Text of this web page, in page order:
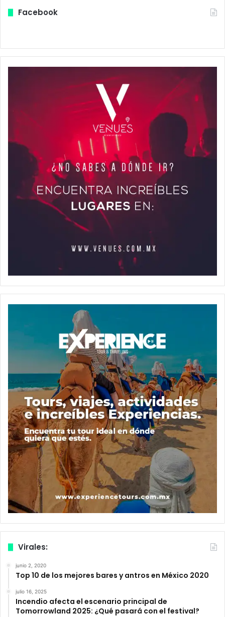
Facebook
Virales:
junio 2, 2020
Top 10 de los mejores bares y antros en México 2020
julio 16, 2025
Incendio afecta el escenario principal de
Tomorrowland 2025: ¿Qué pasará con el festival?